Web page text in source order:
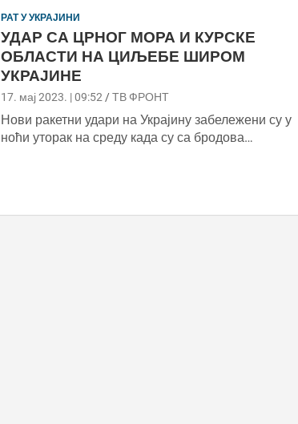
РАТ У УКРАЈИНИ
УДАР СА ЦРНОГ МОРА И КУРСКЕ
ОБЛАСТИ НА ЦИЉЕБЕ ШИРОМ
УКРАЈИНЕ
17. мај 2023. | 09:52 ТВ ФРОНТ
Нови ракетни удари на Украјину забележени су у
ноћи уторак на среду када су са бродова…